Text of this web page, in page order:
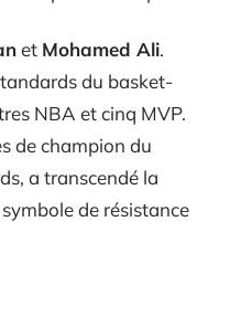
et Mohamed Ali.
du basket-
NBA et cinq MVP.
de champion du
a transcendé la
de résistance